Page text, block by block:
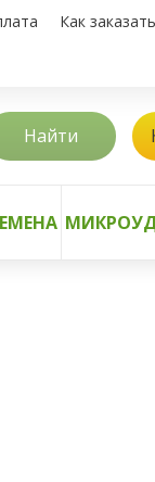
Как заказать
Найти